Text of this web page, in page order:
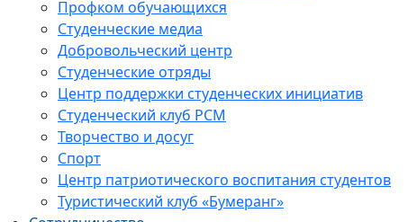
Профком обучающихся
Студенческие медиа
Добровольческий центр
Студенческие отряды
Центр поддержки студенческих инициатив
Студенческий клуб РСМ
Творчество и досуг
Спорт
Центр патриотического воспитания студентов
Туристический клуб «Бумеранг»